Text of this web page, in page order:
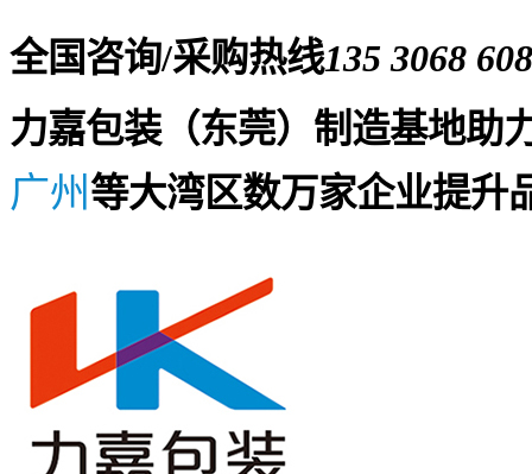
全国咨询/采购热线135 3068
力嘉包装（东莞）制造基地助
广州等大湾区数万家企业提升